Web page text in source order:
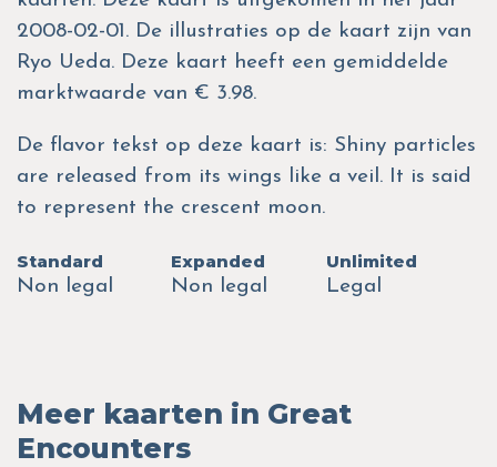
2008-02-01. De illustraties op de kaart zijn van
Ryo Ueda. Deze kaart heeft een gemiddelde
marktwaarde van € 3.98.
De flavor tekst op deze kaart is: Shiny particles
are released from its wings like a veil. It is said
to represent the crescent moon.
Standard
Non legal
Expanded
Non legal
Unlimited
Legal
Meer kaarten in Great
Encounters